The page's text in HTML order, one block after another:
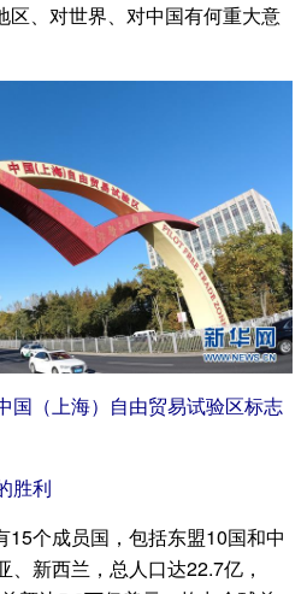
、对世界、对中国有何重大意
（上海）自由贸易试验区标志
胜利
个成员国，包括东盟10国和中
新西兰，总人口达22.7亿，